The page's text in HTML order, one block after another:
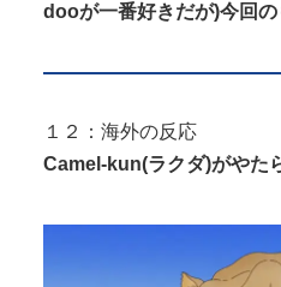
dooが一番好きだが)今回の
１２：海外の反応
Camel-kun(ラクダ)がやた